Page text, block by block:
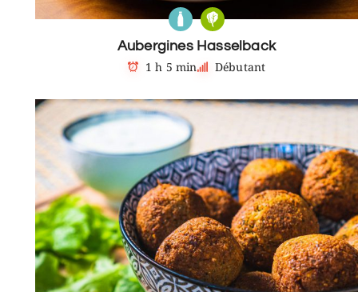
Aubergines Hasselback
1 h 5 min
Débutant